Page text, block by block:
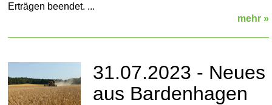
Erträgen beendet. ...
mehr »
31.07.2023 - Neues
aus Bardenhagen